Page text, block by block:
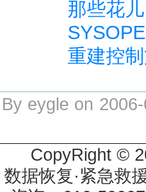
那些花儿
重建控
By eygle on
CopyRight ©
数据恢复·紧急救